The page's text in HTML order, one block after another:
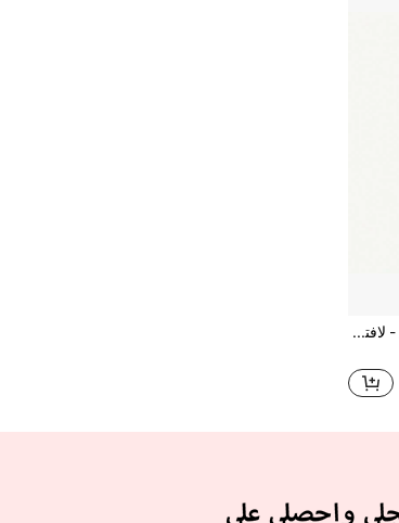
1 قطعة علم كولومبيا الصغير معلق - لافتة علم صغيرة وديكور مرآة السيارة الخلفية - علم كولومبيا معلق مزخرف بشرائط مع كوب شفط